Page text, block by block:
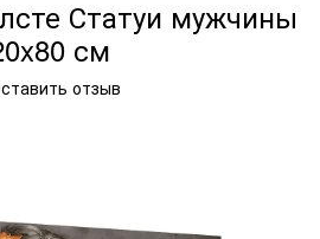
Статуи мужчины
см
отзыв